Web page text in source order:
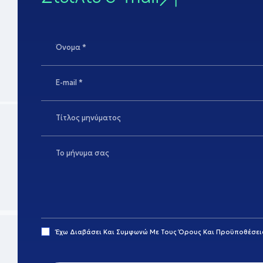
Έχω Διαβάσει Και Συμφωνώ Με ΤουςΌρους Και